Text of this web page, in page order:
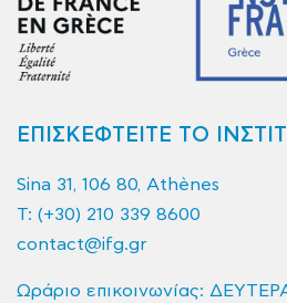
ΕΠΙΣΚΕΦΤΕΙΤΕ ΤΟ
Sina 31, 106 80, Athènes
T: (+30) 210 339 8600
contact@ifg.gr
Ωράριο επικοινωνίας: